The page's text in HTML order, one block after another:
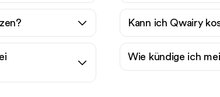
Kann ich Qwairy
Wie kündige ich